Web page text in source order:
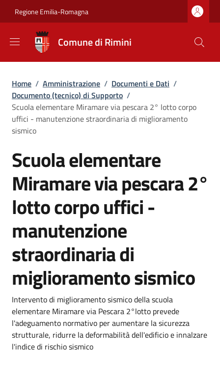
Regione Emilia-Romagna
Comune di Rimini
Briciole di pane
Home / Amministrazione / Documenti e Dati /
Documento (tecnico) di Supporto /
Scuola elementare Miramare via pescara 2° lotto corpo
uffici - manutenzione straordinaria di miglioramento
sismico
Scuola elementare
Miramare via pescara 2°
lotto corpo uffici -
manutenzione
straordinaria di
miglioramento sismico
Dettagli
Intervento di miglioramento sismico della scuola
elementare Miramare via Pescara 2°lotto prevede
l'adeguamento normativo per aumentare la sicurezza
strutturale, ridurre la deformabilità dell'edificio e innalzare
l'indice di rischio sismico